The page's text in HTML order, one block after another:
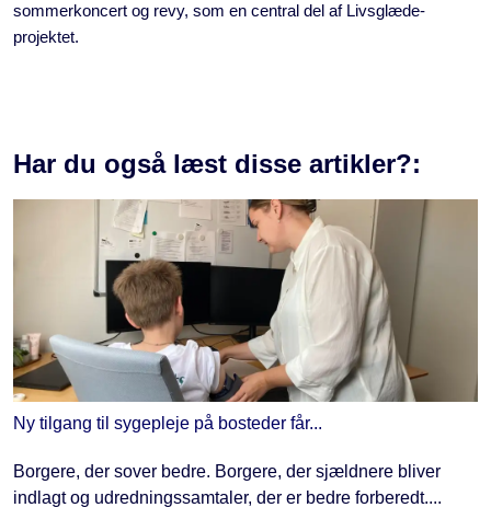
sommerkoncert og revy, som en central del af Livsglæde-
projektet.
Har du også læst disse artikler?:
Ny tilgang til sygepleje på bosteder får...
Borgere, der sover bedre. Borgere, der sjældnere bliver
indlagt og udredningssamtaler, der er bedre forberedt....